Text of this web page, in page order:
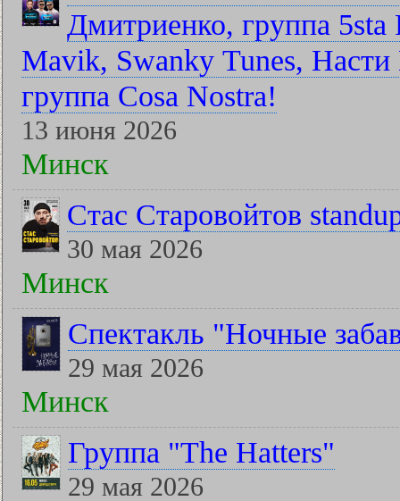
Дмитриенко, группа
Mavik, Swanky Tunes, Насти
группа Cosa Nostra!
13 июня 2026
Минск
Стас Старовойтов
30 мая 2026
Минск
Спектакль "Ночные
29 мая 2026
Минск
Группа "The Hatters"
29 мая 2026